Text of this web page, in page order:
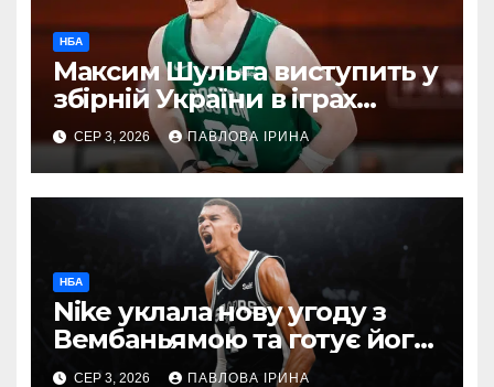
НБА
Максим Шульга виступить у
збірній України в іграх
проти Греції та Чорногорії
СЕР 3, 2026 ПАВЛОВА ІРИНА
НБА
Nike уклала нову угоду з
Вембаньямою та готує його
першу колекцію кросівок
СЕР 3, 2026 ПАВЛОВА ІРИНА